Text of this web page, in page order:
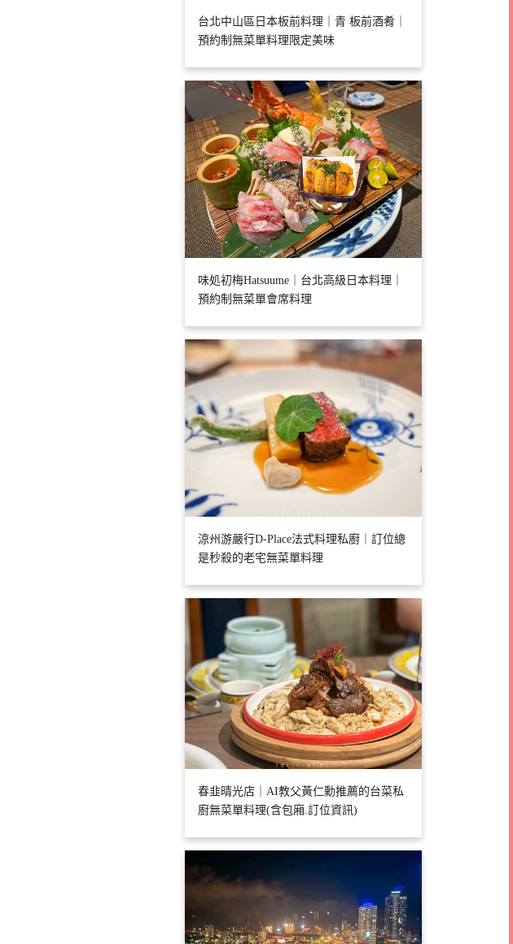
台北中山區日本板前料理｜青 板前酒肴｜
預約制無菜單料理限定美味
味処初梅Hatsuume｜台北高級日本料理｜
預約制無菜單會席料理
涼州游嚴行D-Place法式料理私廚｜訂位總
是秒殺的老宅無菜單料理
春韭晴光店｜AI教父黃仁勳推薦的台菜私
廚無菜單料理(含包廂.訂位資訊)